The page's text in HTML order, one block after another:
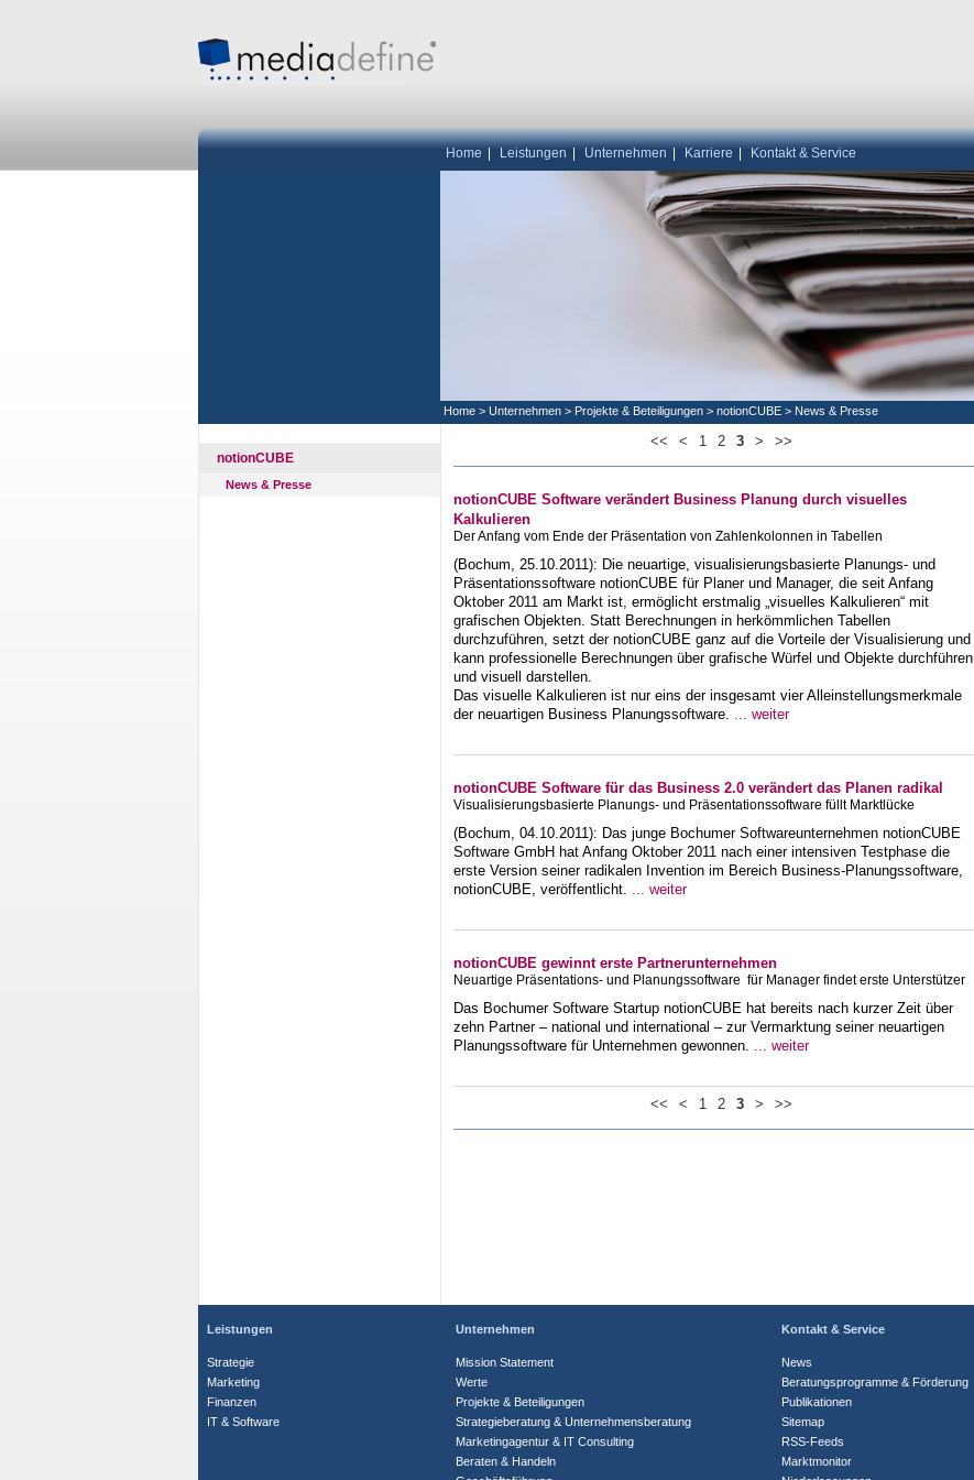
Home Leistungen Unternehmen Karriere Kontakt & Service
Home > Unternehmen > Projekte & Beteiligungen > notionCUBE > News & Presse
notionCUBE
News & Presse
<< < 1 2 3 > >>
notionCUBE Software verändert Business Planung durch visuelles
Kalkulieren
Der Anfang vom Ende der Präsentation von Zahlenkolonnen in Tabellen
(Bochum, 25.10.2011): Die neuartige, visualisierungsbasierte Planungs- und
Präsentationssoftware notionCUBE für Planer und Manager, die seit Anfang
Oktober 2011 am Markt ist, ermöglicht erstmalig „visuelles Kalkulieren“ mit
grafischen Objekten. Statt Berechnungen in herkömmlichen Tabellen
durchzuführen, setzt der notionCUBE ganz auf die Vorteile der Visualisierung und
kann professionelle Berechnungen über grafische Würfel und Objekte durchführen
und visuell darstellen.
Das visuelle Kalkulieren ist nur eins der insgesamt vier Alleinstellungsmerkmale
der neuartigen Business Planungssoftware. ... weiter
notionCUBE Software für das Business 2.0 verändert das Planen radikal
Visualisierungsbasierte Planungs- und Präsentationssoftware füllt Marktlücke
(Bochum, 04.10.2011): Das junge Bochumer Softwareunternehmen notionCUBE
Software GmbH hat Anfang Oktober 2011 nach einer intensiven Testphase die
erste Version seiner radikalen Invention im Bereich Business-Planungssoftware,
notionCUBE, veröffentlicht. ... weiter
notionCUBE gewinnt erste Partnerunternehmen
Neuartige Präsentations- und Planungssoftware für Manager findet erste Unterstützer
Das Bochumer Software Startup notionCUBE hat bereits nach kurzer Zeit über
zehn Partner – national und international – zur Vermarktung seiner neuartigen
Planungssoftware für Unternehmen gewonnen. ... weiter
<< < 1 2 3 > >>
Leistungen
Strategie
Marketing
Finanzen
IT & Software
Unternehmen
Mission Statement
Werte
Projekte & Beteiligungen
Strategieberatung & Unternehmensberatung
Marketingagentur & IT Consulting
Beraten & Handeln
Kontakt & Service
News
Beratungsprogramme & Förderung
Publikationen
Sitemap
RSS-Feeds
Marktmonitor